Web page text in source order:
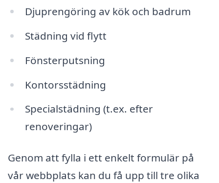
Djuprengöring av kök och badrum
Städning vid flytt
Fönsterputsning
Kontorsstädning
Specialstädning (t.ex. efter
renoveringar)
Genom att fylla i ett enkelt formulär på
vår webbplats kan du få upp till tre olika